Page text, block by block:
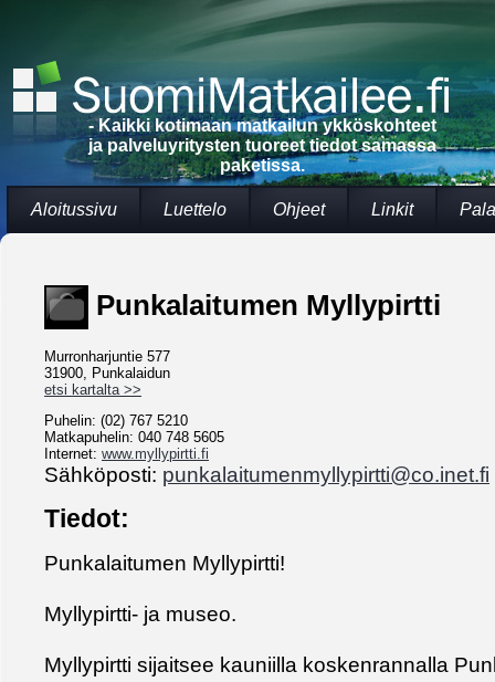
- Kaikki kotimaan matkailun ykköskohteet
ja palveluyritysten tuoreet tiedot samassa
paketissa.
Aloitussivu Luettelo Ohjeet Linkit
Punkalaitumen Myllypirtti
Murronharjuntie 577
31900, Punkalaidun
etsi kartalta >>
Puhelin: (02) 767 5210
Matkapuhelin: 040 748 5605
Internet: www.myllypirtti.fi
Sähköposti: punkalaitumenmyllypirtti@co.inet.fi
Tiedot:
Punkalaitumen Myllypirtti!
Myllypirtti- ja museo.
Myllypirtti sijaitsee kauniilla koskenrannalla